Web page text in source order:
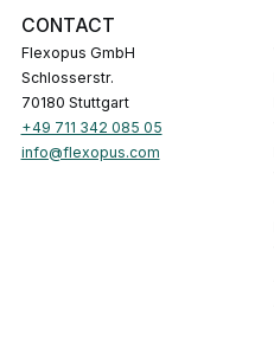
CONTACT
Flexopus GmbH
Schlosserstr.
70180 Stuttgart
+49 711 342 085 05
info@flexopus.com